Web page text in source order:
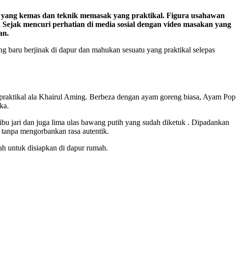
kemas dan teknik memasak yang praktikal. Figura usahawan
mencuri perhatian di media sosial dengan video masakan yang
berjinak di dapur dan mahukan sesuatu yang praktikal selepas
ala Khairul Aming. Berbeza dengan ayam goreng biasa, Ayam Pop
jari dan juga lima ulas bawang putih yang sudah diketuk . Dipadankan
mengorbankan rasa autentik.
untuk disiapkan di dapur rumah.